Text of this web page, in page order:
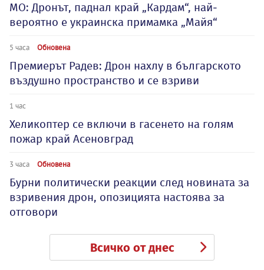
МО: Дронът, паднал край „Кардам“, най-
вероятно е украинска примамка „Майя“
5 часа Обновена
Премиерът Радев: Дрон нахлу в българското
въздушно пространство и се взриви
1 час
Хеликоптер се включи в гасенето на голям
пожар край Асеновград
3 часа Обновена
Бурни политически реакции след новината за
взривения дрон, опозицията настоява за
отговори
Всичко от днес